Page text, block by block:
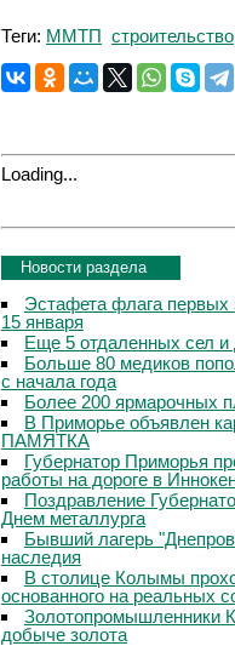
Теги: ММТП строительство
Loading...
Новости раздела
Эстафета флага первых
15 января
Еще 5 отдаленных сел и
Больше 80 медиков
с начала года
Более 200 ярмарочных
В Приморье объявлен
ПАМЯТКА
Губернатор Приморья
работы на дороге в
Поздравление
Днем металлурга
Бывший лагерь
наследия
В столице Колымы
основанного на реальных
Золотопромышленники
добыче золота